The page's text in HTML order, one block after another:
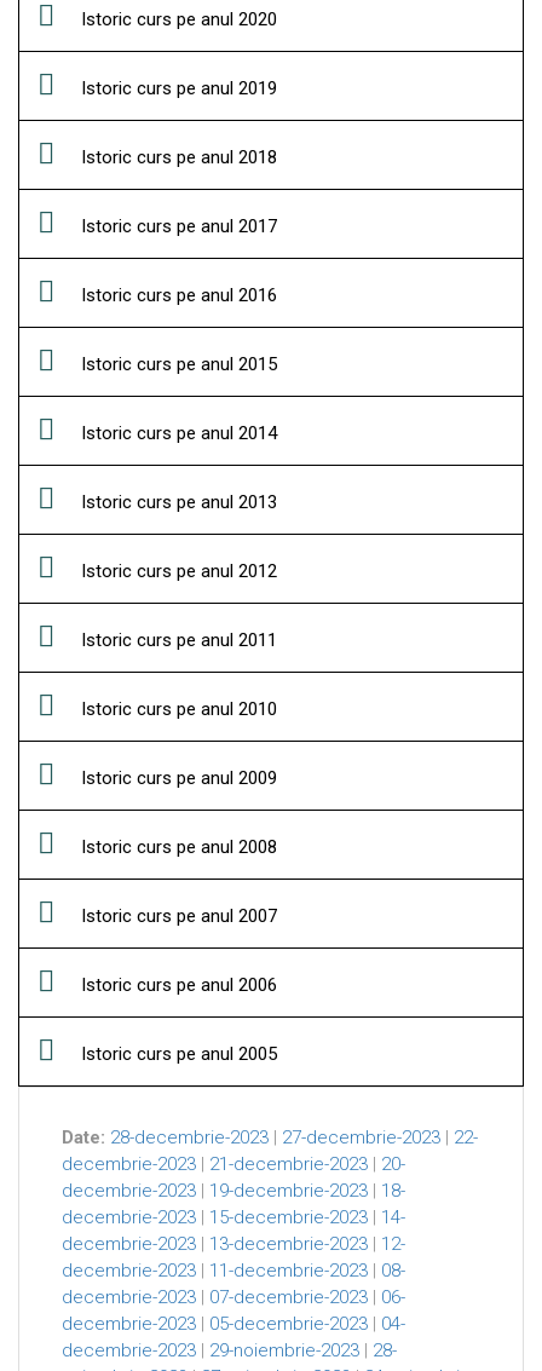
Istoric curs pe anul 2020
Istoric curs pe anul 2019
Istoric curs pe anul 2018
Istoric curs pe anul 2017
Istoric curs pe anul 2016
Istoric curs pe anul 2015
Istoric curs pe anul 2014
Istoric curs pe anul 2013
Istoric curs pe anul 2012
Istoric curs pe anul 2011
Istoric curs pe anul 2010
Istoric curs pe anul 2009
Istoric curs pe anul 2008
Istoric curs pe anul 2007
Istoric curs pe anul 2006
Istoric curs pe anul 2005
Date: 28-decembrie-2023 | 27-decembrie-2023 | 22-
decembrie-2023 | 21-decembrie-2023 | 20-
decembrie-2023 | 19-decembrie-2023 | 18-
decembrie-2023 | 15-decembrie-2023 | 14-
decembrie-2023 | 13-decembrie-2023 | 12-
decembrie-2023 | 11-decembrie-2023 | 08-
decembrie-2023 | 07-decembrie-2023 | 06-
decembrie-2023 | 05-decembrie-2023 | 04-
decembrie-2023 | 29-noiembrie-2023 | 28-